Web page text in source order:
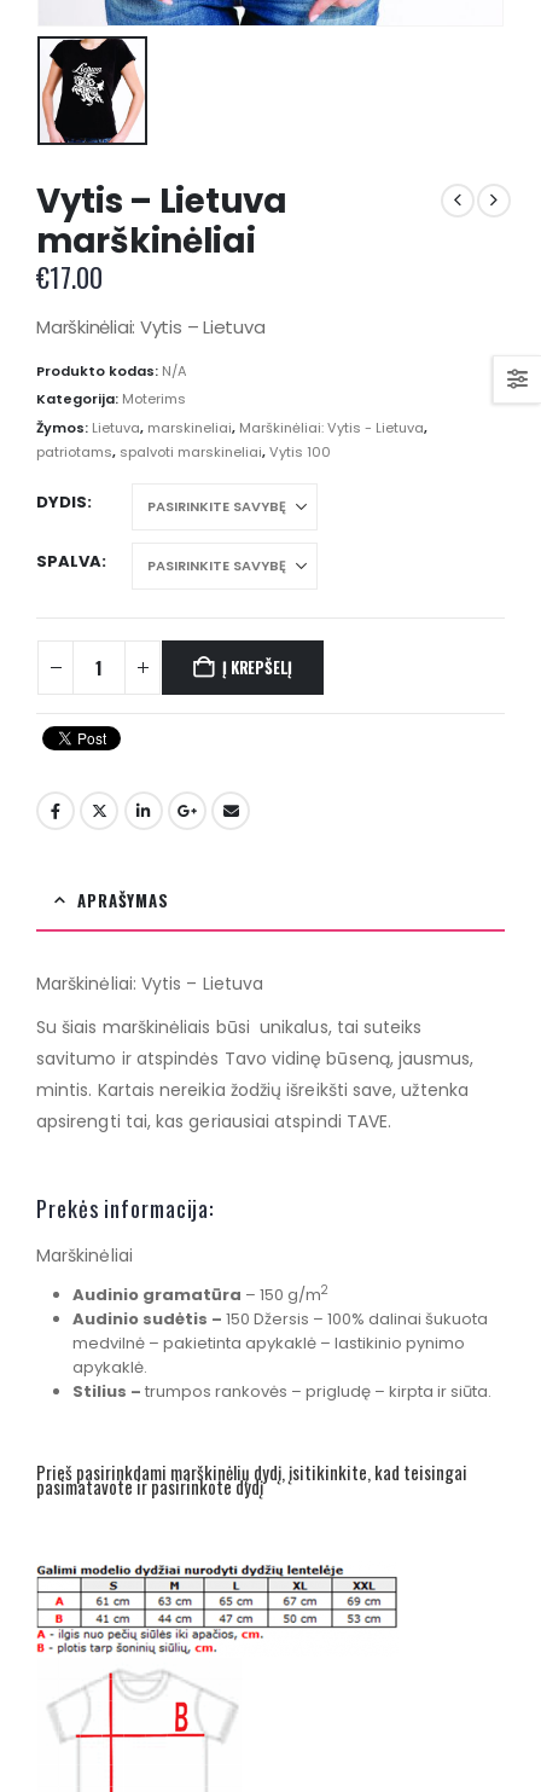
Vytis – Lietuva
marškinėliai
€17.00
Marškinėliai: Vytis – Lietuva
Produkto kodas: N/A
Kategorija: Moterims
Žymos: Lietuva, marskineliai, Marškinėliai: Vytis - Lietuva,
patriotams, spalvoti marskineliai,Vytis 100
DYDIS
SPALVA
Į KREPŠELĮ
APRAŠYMAS
Marškinėliai: Vytis – Lietuva
Su šiais marškinėliais būsi unikalus, tai suteiks
savitumo ir atspindės Tavo vidinę būseną, jausmus,
mintis. Kartais nereikia žodžių išreikšti save, užtenka
apsirengti tai, kas geriausiai atspindi TAVE.
Prekės informacija:
Marškinėliai
Audinio gramatūra – 150 g/m2
Audinio sudėtis – 150 Džersis – 100% dalinai šukuota
medvilnė – pakietinta apykaklė – lastikinio pynimo
apykaklė.
Stilius – trumpos rankovės – prigludę – kirpta ir siūta.
Prieš pasirinkdami marškinėlių dydį, įsitikinkite, kad teisingai
pasimatavote ir pasirinkote dydį